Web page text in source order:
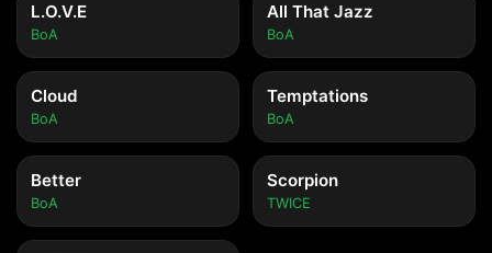
L.O.V.E
BoA
All That Jazz
BoA
Cloud
BoA
Temptations
BoA
Better
BoA
Scorpion
TWICE